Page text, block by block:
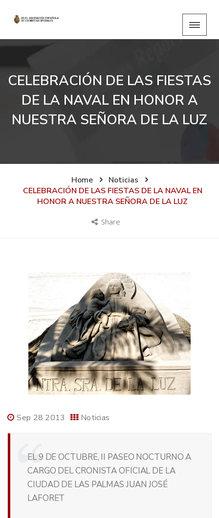
CELEBRACIÓN DE LAS FIESTAS
DE LA NAVAL EN HONOR A
NUESTRA SEÑORA DE LA LUZ
Home
Noticias
CELEBRACIÓN DE LAS FIESTAS DE LA NAVAL EN
HONOR A NUESTRA SEÑORA DE LA LUZ
Share
Sep 28 2013 Noticias
EL 9 DE OCTUBRE, II PASEO NOCTURNO A
CARGO DEL CRONISTA OFICIAL DE LA
CIUDAD DE LAS PALMAS JUAN JOSÉ
LAFORET